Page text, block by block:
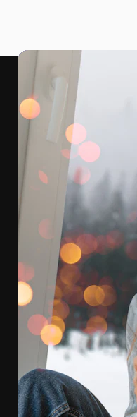
Vídeos
Motion graphics
Plantillas de vídeos
Iconos
Modelos 3D
La plataforma
trabajo. Más
entre
estudios.